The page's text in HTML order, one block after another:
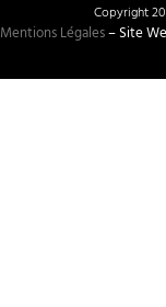
Copyright
Mentions Légales– Site